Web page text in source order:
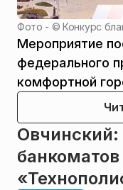
Фото - ©Конкурс
Мероприятие
федерального
комфортной
Овчинский: